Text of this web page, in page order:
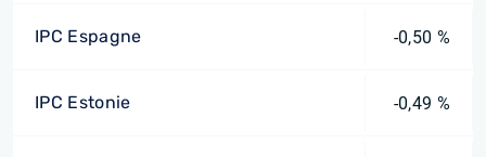
IPC Espagne -0,50 %
IPC Estonie -0,49 %